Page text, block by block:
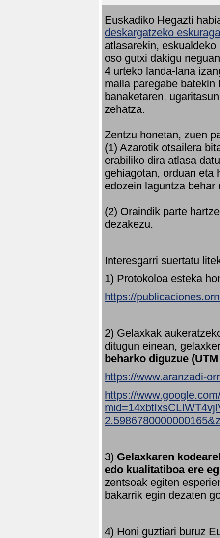
Euskadiko Hegazti
deskargatzeko
atlasarekin,
oso gutxi dakigu
4 urteko landa-lana
maila paregabe
banaketaren,
zehatza.
Zentzu honetan, zuen
(1) Azarotik otsailera
erabiliko dira atlasa
gehiagotan, orduan eta
edozein laguntza behar
(2) Oraindik parte
dezakezu.
Interesgarri suertatu
1) Protokoloa esteka
https://
2) Gelaxkak
ditugun einean,
beharko diguzue
https://www.aranzadi-
https://
3) Gelaxkaren
edo kualitatiboa ere
zentsoak egiten
bakarrik egin dezaten
4) Honi guztiari buruz